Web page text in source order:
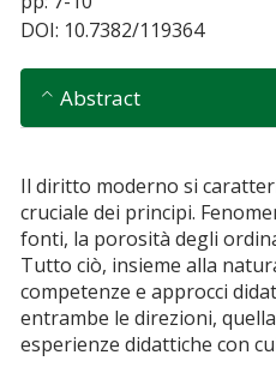
DOI: 10.7382/119364
Abstract
Il diritto moderno si
cruciale dei principi.
fonti, la porosità degli
Tutto ciò, insieme alla
competenze e approcci
entrambe le direzioni,
esperienze didattiche con